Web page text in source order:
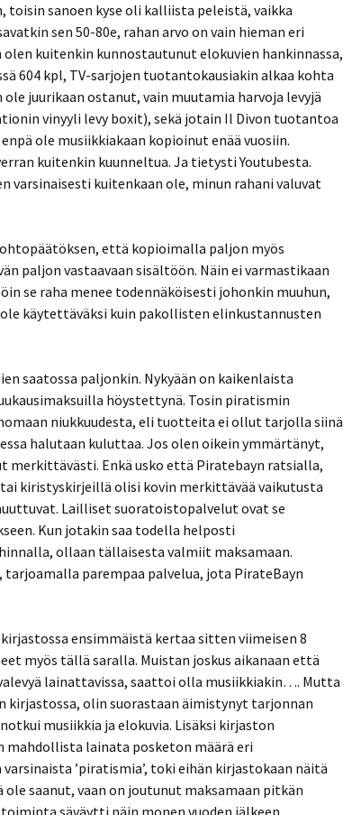
toisin sanoen kyse oli kalliista peleistä, vaikka
sen 50-80e, rahan arvo on vain hieman eri
kuitenkin kunnostautunut elokuvien hankinnassa,
604 kpl, TV-sarjojen tuotantokausiakin alkaa kohta
juurikaan ostanut, vain muutamia harvoja levyjä
vinyyli levy boxit), sekä jotain Il Divon tuotantoa
ole musiikkiakaan kopioinut enää vuosiin.
kuitenkin kuunneltua. Ja tietysti Youtubesta.
varsinaisesti kuitenkaan ole, minun rahani valuvat
että kopioimalla paljon myös
paljon vastaavaan sisältöön. Näin ei varmastikaan
se raha menee todennäköisesti johonkin muuhun,
käytettäväksi kuin pakollisten elinkustannusten
saatossa paljonkin. Nykyään on kaikenlaista
höystettynä. Tosin piratismin
niukkuudesta, eli tuotteita ei ollut tarjolla siinä
halutaan kuluttaa. Jos olen oikein ymmärtänyt,
merkittävästi. Enkä usko että Piratebayn ratsialla,
kiristyskirjeillä olisi kovin merkittävää vaikutusta
Lailliset suoratoistopalvelut ovat se
Kun jotakin saa todella helposti
ollaan tällaisesta valmiit maksamaan.
parempaa palvelua, jota PirateBayn
ensimmäistä kertaa sitten viimeisen 8
myös tällä saralla. Muistan joskus aikanaan että
lainattavissa, saattoi olla musiikkiakin…. Mutta
kirjastossa, olin suorastaan äimistynyt tarjonnan
musiikkia ja elokuvia. Lisäksi kirjaston
mahdollista lainata posketon määrä eri
’piratismia’, toki eihän kirjastokaan näitä
saanut, vaan on joutunut maksamaan pitkän
säväytti näin monen vuoden jälkeen.